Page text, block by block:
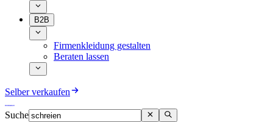
B2B
Firmenkleidung gestalten
Beraten lassen
Selber verkaufen
Suche